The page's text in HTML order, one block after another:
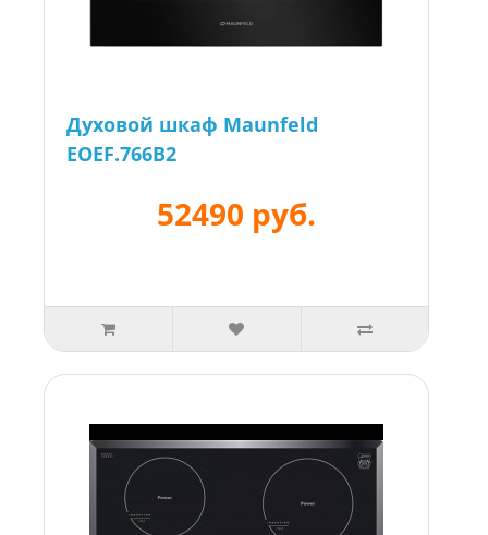
Духовой шкаф Maunfeld
EOEF.766B2
52490 руб.